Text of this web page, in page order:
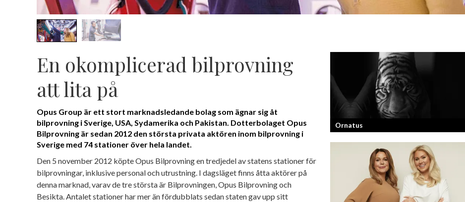
En okomplicerad bilprovning
att lita på
Opus Group är ett stort marknadsledande bolag som ägnar sig åt
bilprovning i Sverige, USA, Sydamerika och Pakistan. Dotterbolaget Opus
Bilprovning är sedan 2012 den största privata aktören inom bilprovning i
Sverige med 74 stationer över hela landet.
Den 5 november 2012 köpte Opus Bilprovning en tredjedel av statens stationer för
bilprovningar, inklusive personal och utrustning. I dagsläget finns åtta aktörer på
denna marknad, varav de tre största är Bilprovningen, Opus Bilprovning och
Besikta. Antalet stationer har mer än fördubblats sedan staten gav upp sitt
Ornatus
En av svergies mest talangfyllda tatuerare. Läs
om hans historia och resa!